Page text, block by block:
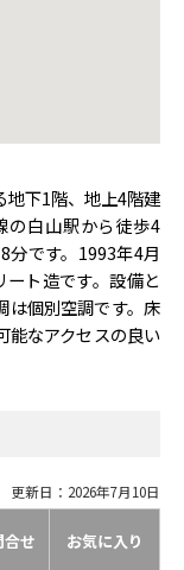
地下1階、地上4階建
の白山駅から徒歩4
分です。1993年4月
ト造です。設備と
は個別空調です。床
能なアクセスの良い
更新日：2026年7月10日
合せ お気に入り